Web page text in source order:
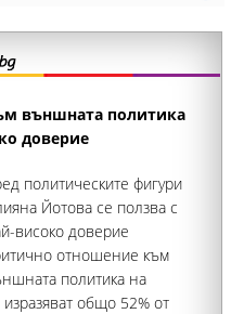
външната политика
доверие
политическите фигури
Йотова се ползва с
високо доверие
отношение към
политика на
общо 52% от